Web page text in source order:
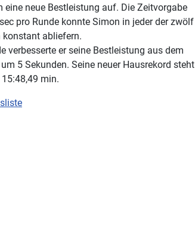
eine neue Bestleistung auf. Die Zeitvorgabe
pro Runde konnte Simon in jeder der zwölf
konstant abliefern.
verbesserte er seine Bestleistung aus dem
5 Sekunden. Seine neuer Hausrekord steht
min.